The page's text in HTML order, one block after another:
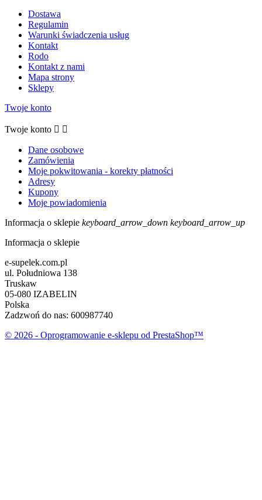
Dostawa
Regulamin
Warunki świadczenia usług
Kontakt
Rodo
Kontakt z nami
Mapa strony
Sklepy
Twoje konto
Twoje konto  
Dane osobowe
Zamówienia
Moje pokwitowania - korekty płatności
Adresy
Kupony
Moje powiadomienia
Informacja o sklepie keyboard_arrow_down keyboard_arrow_up
Informacja o sklepie
e-supelek.com.pl
ul. Południowa 138
Truskaw
05-080 IZABELIN
Polska
Zadzwoń do nas: 600987740
© 2026 - Oprogramowanie e-sklepu od PrestaShop™